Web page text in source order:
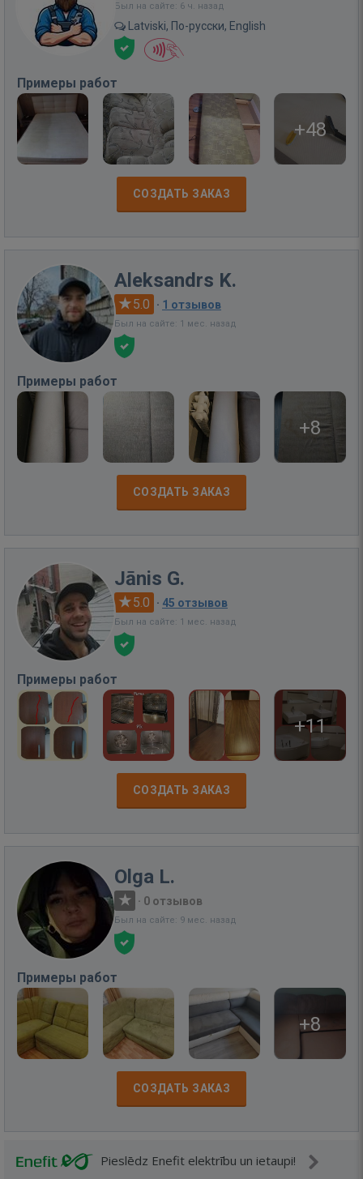
Был на сайте: 6 ч. назад
Latviski, По-русски, English
Примеры работ
+48
СОЗДАТЬ ЗАКАЗ
Aleksandrs K.
5.0 · 1 отзывов
Был на сайте: 1 мес. назад
Примеры работ
+8
СОЗДАТЬ ЗАКАЗ
Jānis G.
5.0 · 45 отзывов
Был на сайте: 1 мес. назад
Примеры работ
+11
СОЗДАТЬ ЗАКАЗ
Olga L.
· 0 отзывов
Был на сайте: 9 мес. назад
Примеры работ
+8
СОЗДАТЬ ЗАКАЗ
Pieslēdz Enefit elektrību un ietaupi!